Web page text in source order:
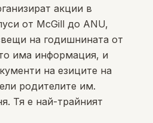
акции в
от McGill до ANU,
на годишнината от
има информация, и
на езиците на
родителите им.
Тя е най-трайният